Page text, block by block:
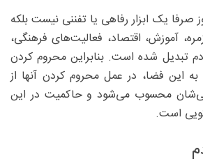
صرفا یک ابزار رفاهی یا تفننی نیست بلکه
آموزش، اقتصاد، فعالیت‌های فرهنگی،
تبدیل شده است. بنابراین محروم کردن
این فضا، در عمل محروم کردن آنها از
محسوب می‌شود و حاکمیت در این
است.